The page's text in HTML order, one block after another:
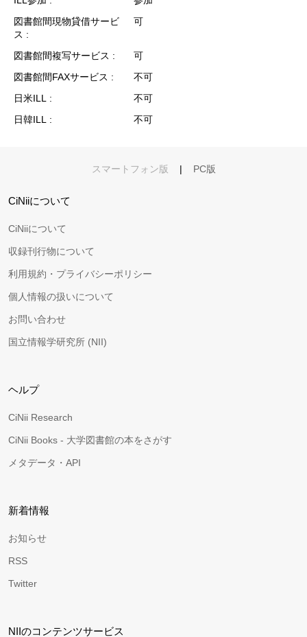
図書館間現物貸借サービ
ス
可
図書館間複写サービス
可
図書館間FAXサービス
不可
日米ILL
不可
日韓ILL
不可
スマートフォン版 | PC版
CiNiiについて
CiNiiについて
収録刊行物について
利用規約・プライバシーポリシー
個人情報の扱いについて
お問い合わせ
国立情報学研究所 (NII)
ヘルプ
CiNii Research
CiNii Books - 大学図書館の本をさがす
メタデータ・API
新着情報
お知らせ
RSS
Twitter
NIIのコンテンツサービス